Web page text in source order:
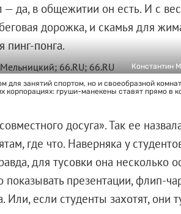
— да, в общежитии он есть. И с
дорожка, и скамья для
пинг-понга.
Константин
для занятий спортом, но и своеобразной
корпорациях: груши-манекены ставят прямо в
досуга». Так ее
где что. Наверняка у
для тусовки она несколько
презентации, флип-
если студенты захотят, они